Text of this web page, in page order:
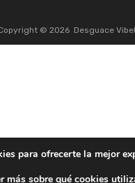
© 2026 Desguace
para ofrecerte la mejor
más sobre qué cookies